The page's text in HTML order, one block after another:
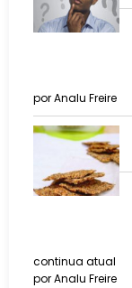
por Analu Freire
continua atual
por Analu Freire